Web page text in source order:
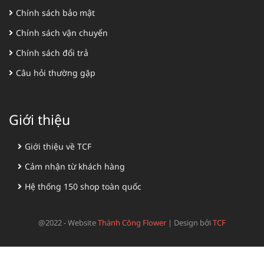
Chính sách bảo mật
Chính sách vận chuyển
Chính sách đổi trả
Câu hỏi thường gặp
Giới thiệu
Giới thiệu về TCF
Cảm nhận từ khách hàng
Hệ thống 150 shop toàn quốc
@2022 - WebsiteThành Công Flower | Design bởiTCF